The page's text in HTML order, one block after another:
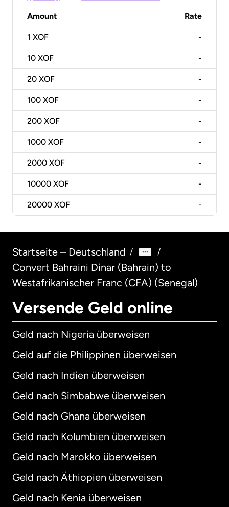
Amount Rate
1 XOF -
10 XOF -
20 XOF -
100 XOF -
200 XOF -
1000 XOF -
2000 XOF -
10000 XOF -
20000 XOF -
Startseite – Deutschland / /
Convert Bahraini Dinar (Bahrain) to
Westafrikanischer Franc (CFA) (Senegal)
Versende Geld online
Geld nach Nigeria überweisen
Geld auf die Philippinen überweisen
Geld nach Indien überweisen
Geld nach Simbabwe überweisen
Geld nach Ghana überweisen
Geld nach Kolumbien überweisen
Geld nach Marokko überweisen
Geld nach Äthiopien überweisen
Geld nach Kenia überweisen